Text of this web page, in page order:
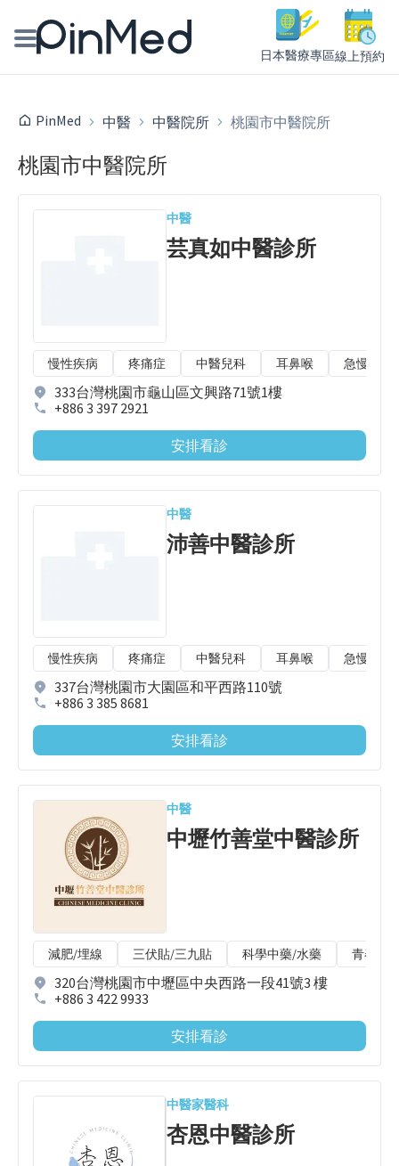
日本醫療專區線上預約
我是醫療人員
PinMed 中醫 中醫院所 桃園市中醫院所
桃園市中醫院所
中醫
芸真如中醫診所
慢性疾病 疼痛症 中醫兒科 耳鼻喉 急慢性扭
333台灣桃園市龜山區文興路71號1樓
+886 3 397 2921
安排看診
中醫
沛善中醫診所
慢性疾病 疼痛症 中醫兒科 耳鼻喉 急慢性扭
337台灣桃園市大園區和平西路110號
+886 3 385 8681
安排看診
中醫
中壢竹善堂中醫診所
減肥/埋線 三伏貼/三九貼 科學中藥/水藥 青春痘
320台灣桃園市中壢區中央西路一段41號3 樓
+886 3 422 9933
安排看診
中醫家醫科
杏恩中醫診所